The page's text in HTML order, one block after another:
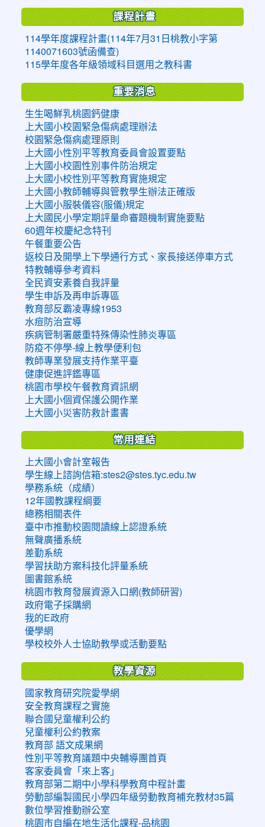
課程計畫
114學年度課程計畫(114年7月31日桃教小字第
1140071603號函備查)
115學年度各年級領域科目選用之教科書
重要消息
生生喝鮮乳桃園鈣健康
上大國小校園緊急傷病處理辦法
校園緊急傷病處理原則
上大國小性別平等教育委員會設置要點
上大國小校園性別事件防治規定
上大國小校性別平等教育實施規定
上大國小教師輔導與管教學生辦法正確版
上大國小服裝儀容(服儀)規定
上大國民小學定期評量命審題機制實施要點
60週年校慶紀念特刊
午餐重要公告
返校日及開學上下學通行方式、家長接送停車方式
特教輔導參考資料
全民資安素養自我評量
學生申訴及再申訴專區
教育部反霸凌專線1953
水痘防治宣導
疾病管制署嚴重特殊傳染性肺炎專區
防疫不停學-線上教學便利包
教師專業發展支持作業平臺
健康促進評鑑專區
桃園市學校午餐教育資訊網
上大國小個資保護公開作業
上大國小災害防救計畫書
常用連結
上大國小會計室報告
學生線上諮詢信箱:stes2@stes.tyc.edu.tw
學務系統（成績）
12年國教課程綱要
總務相關表件
臺中市推動校園閱讀線上認證系統
無聲廣播系統
差勤系統
學習扶助方案科技化評量系統
圖書館系統
桃園市教育發展資源入口網(教師研習)
政府電子採購網
我的E政府
優學網
學校校外人士協助教學或活動要點
教學資源
國家教育研究院愛學網
安全教育課程之實施
聯合國兒童權利公約
兒童權利公約教案
教育部 語文成果網
性別平等教育議題中央輔導團首頁
客家委員會「來上客」
教育部第二期中小學科學教育中程計畫
勞動部編製國民小學四年級勞動教育補充教材35篇
數位學習推動辦公室
桃園市自編在地生活化課程-品桃園